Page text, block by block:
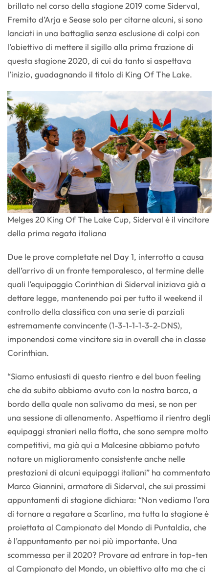
brillato nel corso della stagione 2019 come Siderval,
Fremito d’Arja e Sease solo per citarne alcuni, si sono
lanciati in una battaglia senza esclusione di colpi con
l’obiettivo di mettere il sigillo alla prima frazione di
questa stagione 2020, di cui da tanto si aspettava
l’inizio, guadagnando il titolo di King Of The Lake.
Melges 20 King Of The Lake Cup, Siderval è il vincitore
della prima regata italiana
Due le prove completate nel Day 1, interrotto a causa
dell’arrivo di un fronte temporalesco, al termine delle
quali l’equipaggio Corinthian di Siderval iniziava già a
dettare legge, mantenendo poi per tutto il weekend il
controllo della classifica con una serie di parziali
estremamente convincente (1-3-1-1-1-3-2-DNS),
imponendosi come vincitore sia in overall che in classe
Corinthian.
“Siamo entusiasti di questo rientro e del buon feeling
che da subito abbiamo avuto con la nostra barca, a
bordo della quale non salivamo da mesi, se non per
una sessione di allenamento. Aspettiamo il rientro degli
equipaggi stranieri nella flotta, che sono sempre molto
competitivi, ma già qui a Malcesine abbiamo potuto
notare un miglioramento consistente anche nelle
prestazioni di alcuni equipaggi italiani” ha commentato
Marco Giannini, armatore di Siderval, che sui prossimi
appuntamenti di stagione dichiara: “Non vediamo l’ora
di tornare a regatare a Scarlino, ma tutta la stagione è
proiettata al Campionato del Mondo di Puntaldia, che
è l’appuntamento per noi più importante. Una
scommessa per il 2020? Provare ad entrare in top-ten
al Campionato del Mondo, un obiettivo alto ma che ci